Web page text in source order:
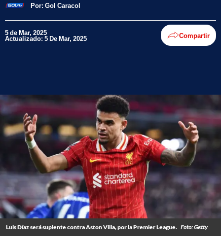
Por: Gol Caracol
5 de Mar, 2025
Actualizado: 5 De Mar, 2025 Compartir
Luis Díaz será suplente contra Aston Villa, por la Premier League. Foto: Getty